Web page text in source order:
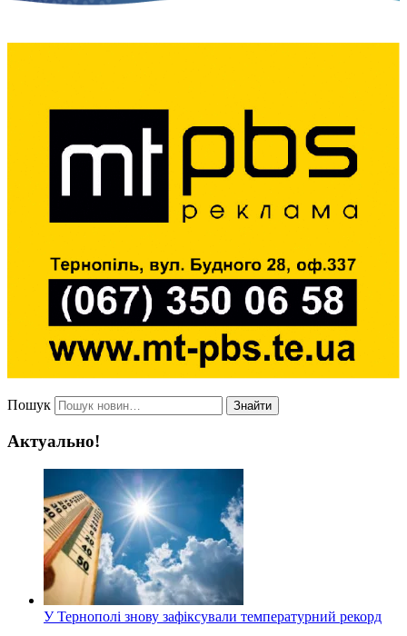
Пошук Знайти
Актуально!
У Тернополі знову зафіксували температурний рекорд